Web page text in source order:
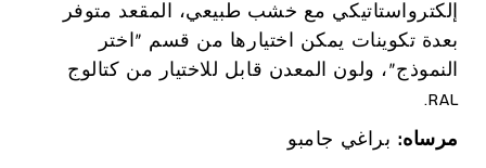
إلكترواستاتيكي مع خشب طبيعي، المقعد متوفر
بعدة تكوينات يمكن اختيارها من قسم “اختر
النموذج”، ولون المعدن قابل للاختيار من كتالوج
RAL.
مرساه: براغي جامبو